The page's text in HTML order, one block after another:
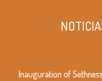
Inauguration of